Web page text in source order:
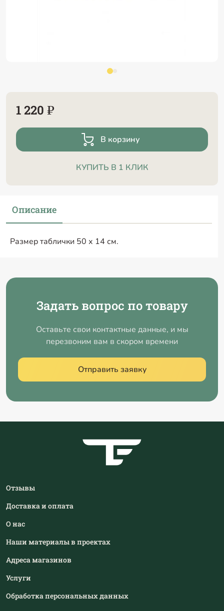
1 220 ₽
В корзину
КУПИТЬ В 1 КЛИК
Описание
Размер таблички 50 х 14 см.
Задать вопрос по товару
Оставьте свои контактные данные, и мы
перезвоним вам в скором времени
Отправить заявку
Отзывы
Доставка и оплата
О нас
Наши материалы в проектах
Адреса магазинов
Услуги
Обработка персональных данных